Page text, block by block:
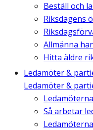
Beställ och
Riksdagens
Allmänna
Hitta äldre
Ledamöter &
Ledamöter &
Ledamöterna
Så arbetar